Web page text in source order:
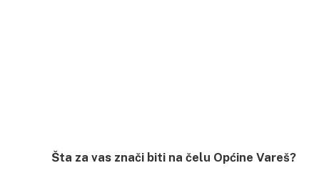
Šta za vas znači biti na čelu Općine Vareš?